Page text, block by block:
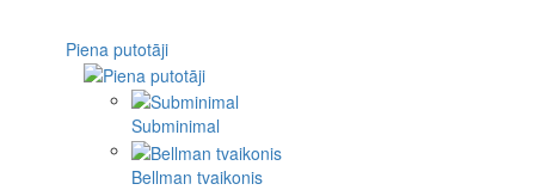
Piena putotāji
Subminimal
Bellman tvaikonis